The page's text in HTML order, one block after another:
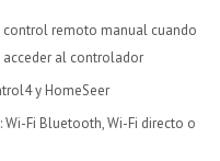
remoto manual cuando
al controlador
y HomeSeer
Fi Bluetooth, Wi-Fi directo o